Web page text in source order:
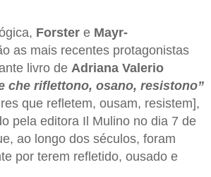
Forster e Mayr-
as mais recentes protagonistas
livro de Adriana Valerio
che riflettono, osano, resistono”
que refletem, ousam, resistem],
pela editora Il Mulino no dia 7 de
ao longo dos séculos, foram
por terem refletido, ousado e